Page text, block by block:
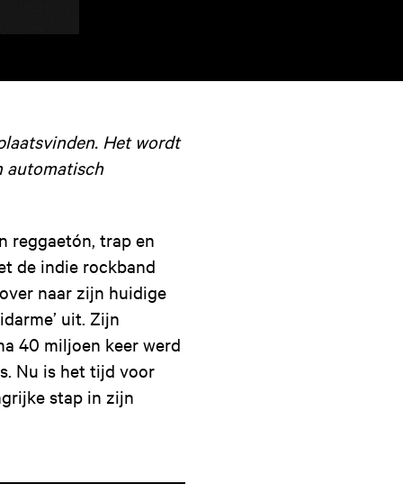
Het wordt
automatisch
reggaetón, trap en
de indie rockband
naar zijn huidige
uit. Zijn
40 miljoen keer werd
Nu is het tijd voor
stap in zijn